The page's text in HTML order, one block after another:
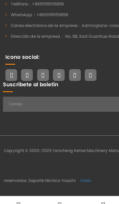
Teléfono： +8615195155858
WhatsApp： +8615195155858
Correo electrónico de la empresa： Admin@sino-
Dirección de la empresa： No. 88, East Guanhua
Icono social:
Suscríbete al boletín
Copyright © 2020-2025 Yancheng Kerise Machinery
reservados.Soporte técnico: Huazhi Index